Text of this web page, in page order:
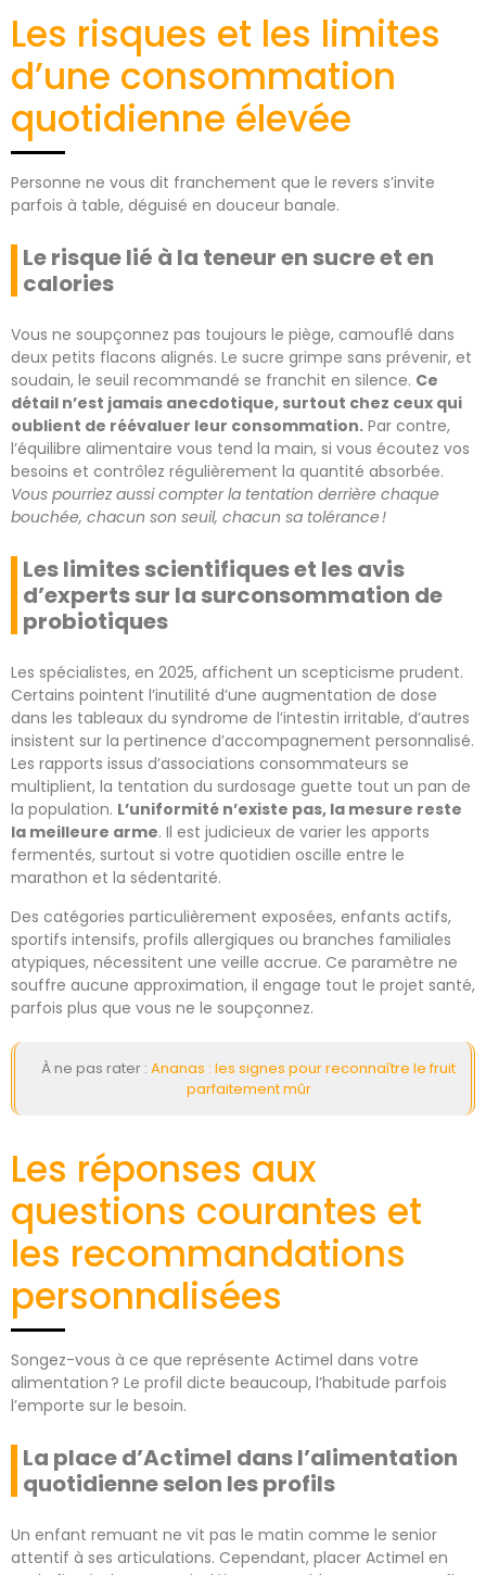
Les risques et les limites
d’une consommation
quotidienne élevée
Personne ne vous dit franchement que le revers s’invite
parfois à table, déguisé en douceur banale.
Le risque lié à la teneur en sucre et en
calories
Vous ne soupçonnez pas toujours le piège, camouflé dans
deux petits flacons alignés. Le sucre grimpe sans prévenir, et
soudain, le seuil recommandé se franchit en silence. Ce
détail n’est jamais anecdotique, surtout chez ceux qui
oublient de réévaluer leur consommation. Par contre,
l’équilibre alimentaire vous tend la main, si vous écoutez vos
besoins et contrôlez régulièrement la quantité absorbée.
Vous pourriez aussi compter la tentation derrière chaque
bouchée, chacun son seuil, chacun sa tolérance !
Les limites scientifiques et les avis
d’experts sur la surconsommation de
probiotiques
Les spécialistes, en 2025, affichent un scepticisme prudent.
Certains pointent l’inutilité d’une augmentation de dose
dans les tableaux du syndrome de l’intestin irritable, d’autres
insistent sur la pertinence d’accompagnement personnalisé.
Les rapports issus d’associations consommateurs se
multiplient, la tentation du surdosage guette tout un pan de
la population. L’uniformité n’existe pas, la mesure reste
la meilleure arme. Il est judicieux de varier les apports
fermentés, surtout si votre quotidien oscille entre le
marathon et la sédentarité.
Des catégories particulièrement exposées, enfants actifs,
sportifs intensifs, profils allergiques ou branches familiales
atypiques, nécessitent une veille accrue. Ce paramètre ne
souffre aucune approximation, il engage tout le projet santé,
parfois plus que vous ne le soupçonnez.
À ne pas rater : Ananas : les signes pour reconnaître le fruit
parfaitement mûr
Les réponses aux
questions courantes et
les recommandations
personnalisées
Songez-vous à ce que représente Actimel dans votre
alimentation ? Le profil dicte beaucoup, l’habitude parfois
l’emporte sur le besoin.
La place d’Actimel dans l’alimentation
quotidienne selon les profils
Un enfant remuant ne vit pas le matin comme le senior
attentif à ses articulations. Cependant, placer Actimel en